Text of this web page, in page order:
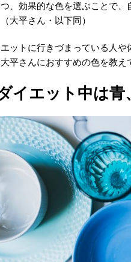
、効果的な色を選ぶことで
大平さん・以下同）
ットに行きづまっている人
平さんにおすすめの色を教え
イエット中は